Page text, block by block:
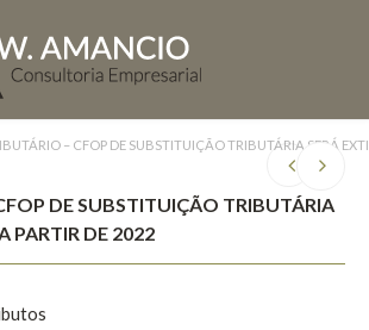
– CFOP DE SUBSTITUIÇÃO TRIBUTÁRIA SERÁ
DE SUBSTITUIÇÃO TRIBUTÁRIA
PARTIR DE 2022